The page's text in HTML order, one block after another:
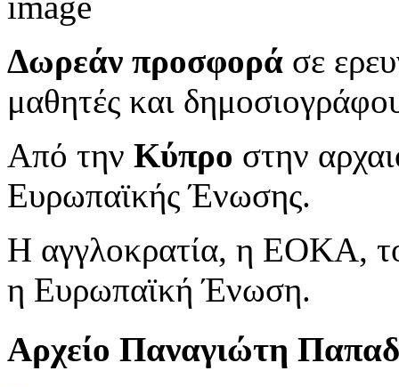
Δωρεάν προσφορά σε
μαθητές και
Από την Κύπρο στην
Ευρωπαϊκής Ένωσης.
Η αγγλοκρατία, η ΕΟΚΑ,
η Ευρωπαϊκή Ένωση.
Αρχείο Παναγιώτη